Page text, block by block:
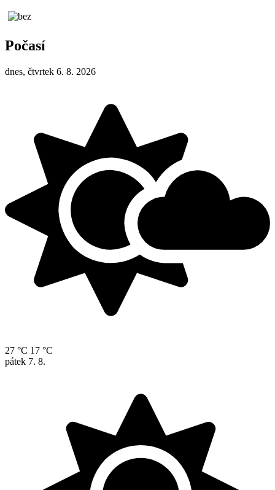
Počasí
dnes, čtvrtek 6. 8. 2026
27 °C 17 °C
pátek 7. 8.